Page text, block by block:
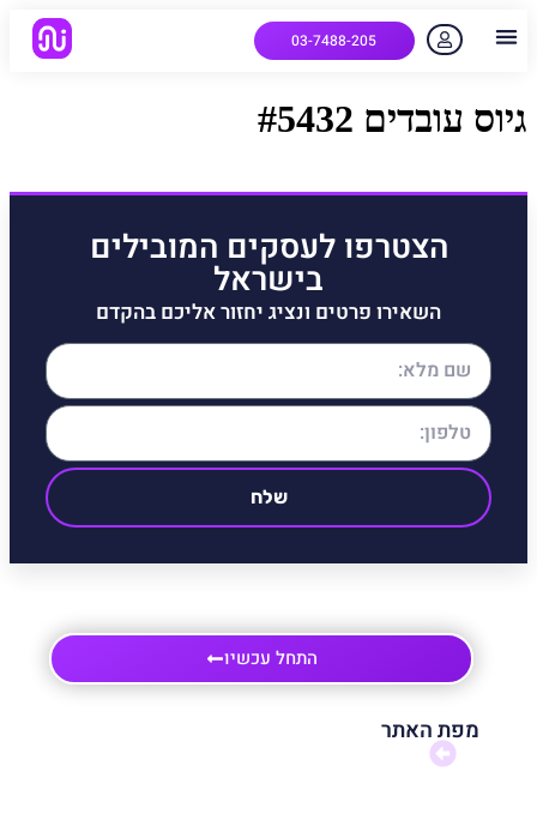
03-7488-205
גיוס עובדים #5432
הצטרפו לעסקים המובילים
בישראל
השאירו פרטים ונציג יחזור אליכם בהקדם
שלח
התחל עכשיו
מפת האתר